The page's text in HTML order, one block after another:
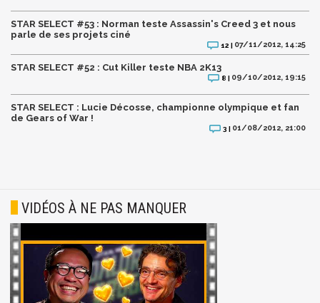
STAR SELECT #53 : Norman teste Assassin's Creed 3 et nous
parle de ses projets ciné
12 | 07/11/2012, 14:25
STAR SELECT #52 : Cut Killer teste NBA 2K13
8 | 09/10/2012, 19:15
STAR SELECT : Lucie Décosse, championne olympique et fan
de Gears of War !
3 | 01/08/2012, 21:00
VIDÉOS À NE PAS MANQUER